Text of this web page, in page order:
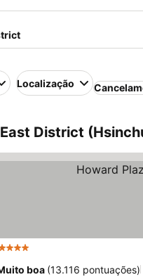
Localização
District
Estrelas
boa (13.116 pontuações)